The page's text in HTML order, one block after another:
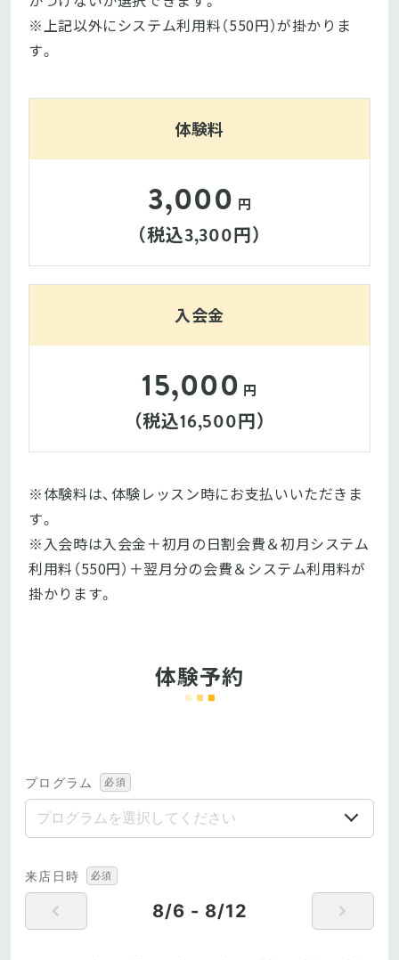
※上記以外にシステム利用料（550円）が掛かりま
す。
体験料
3,000 円
（税込3,300円）
入会金
15,000 円
（税込16,500円）
※体験料は、体験レッスン時にお支払いいただきま
す。
※入会時は入会金＋初月の日割会費＆初月システム
利用料（550円）＋翌月分の会費＆システム利用料が
掛かります。
体験予約